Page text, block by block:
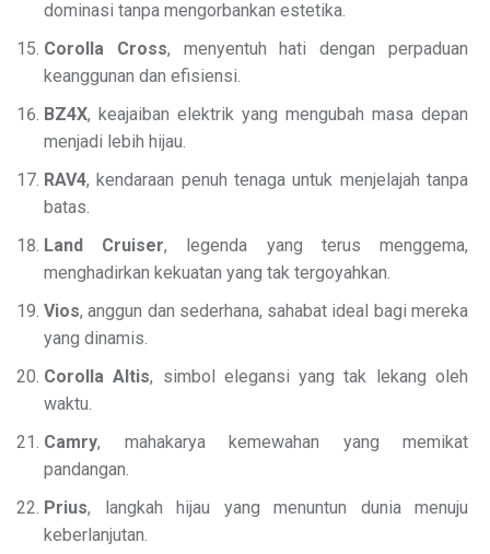
dominasi tanpa mengorbankan estetika.
Corolla Cross, menyentuh hati dengan perpaduan
keanggunan dan efisiensi.
BZ4X, keajaiban elektrik yang mengubah masa depan
menjadi lebih hijau.
RAV4, kendaraan penuh tenaga untuk menjelajah tanpa
batas.
Land Cruiser, legenda yang terus menggema,
menghadirkan kekuatan yang tak tergoyahkan.
Vios, anggun dan sederhana, sahabat ideal bagi mereka
yang dinamis.
Corolla Altis, simbol elegansi yang tak lekang oleh
waktu.
Camry, mahakarya kemewahan yang memikat
pandangan.
Prius, langkah hijau yang menuntun dunia menuju
keberlanjutan.